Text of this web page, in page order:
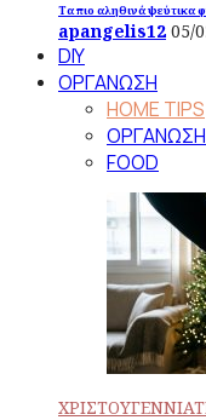
Τα πιο αληθινά ψεύτικα
apangelis12 05/
DIY
ΟΡΓΑΝΩΣΗ
HOME TIPS
ΟΡΓΑΝΩΣΗ
FOOD